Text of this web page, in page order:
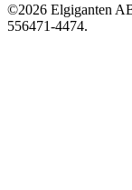
©2026 Elgiganten
556471-4474.